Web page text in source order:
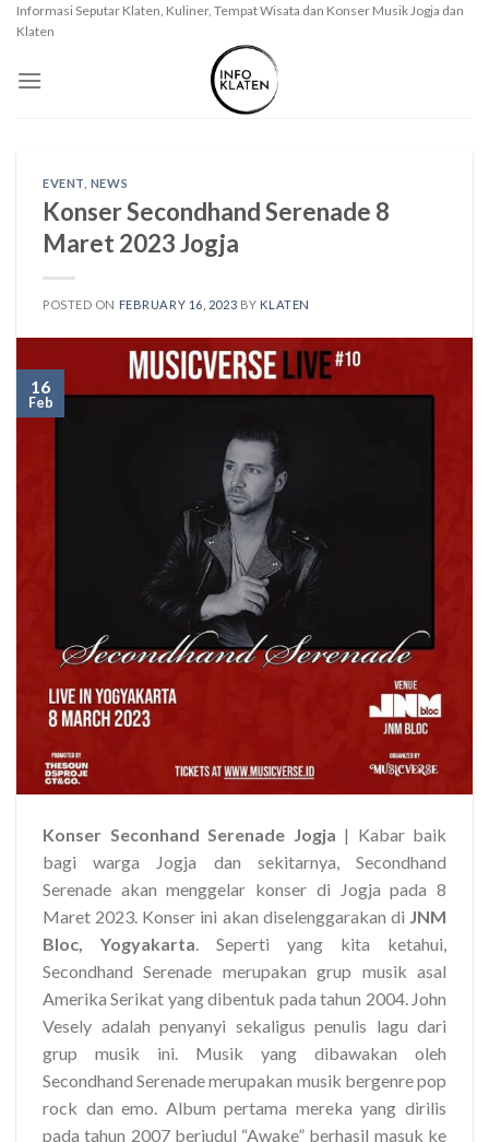
SkipInformasi Seputar Klaten, Kuliner, Tempat Wisata dan Konser Musik Jogja dan
Klaten
EVENT NEWS
Konser Secondhand Serenade 8
Maret 2023 Jogja
POSTED ON FEBRUARY 16, 2023 BY KLATEN
16
Feb
Konser Seconhand Serenade Jogja | Kabar baik
bagi warga Jogja dan sekitarnya, Secondhand
Serenade akan menggelar konser di Jogja pada 8
Maret 2023. Konser ini akan diselenggarakan di JNM
Bloc, Yogyakarta . Seperti yang kita ketahui,
Secondhand Serenade merupakan grup musik asal
Amerika Serikat yang dibentuk pada tahun 2004. John
Vesely adalah penyanyi sekaligus penulis lagu dari
grup musik ini. Musik yang dibawakan oleh
Secondhand Serenade merupakan musik bergenre pop
rock dan emo. Album pertama mereka yang dirilis
pada tahun 2007 berjudul “Awake” berhasil masuk ke